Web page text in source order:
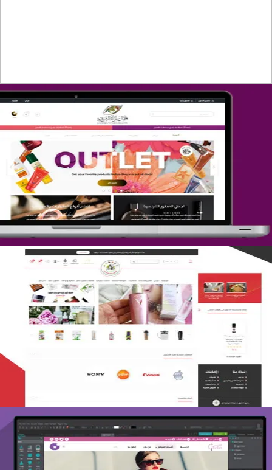
تصميم متجر جمال المرأة الشرقية
التفاصيل
تصميم متجر لمار
التفاصيل